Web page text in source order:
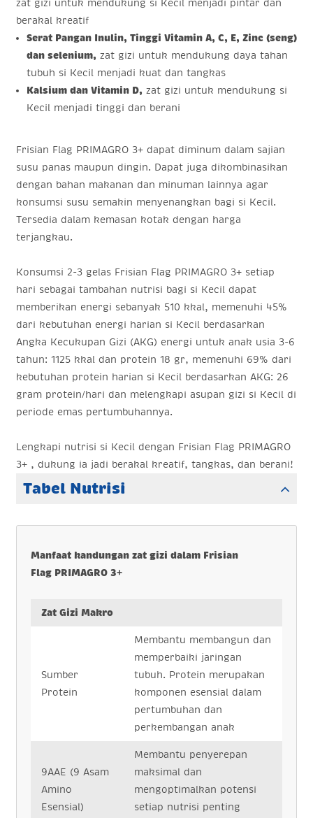
zat gizi untuk mendukung si Kecil menjadi pintar dan
berakal kreatif
Serat Pangan Inulin, Tinggi Vitamin A, C, E, Zinc (seng)
dan selenium, zat gizi untuk mendukung daya tahan
tubuh si Kecil menjadi kuat dan tangkas
Kalsium dan Vitamin D, zat gizi untuk mendukung si
Kecil menjadi tinggi dan berani
Frisian Flag PRIMAGRO 3+ dapat diminum dalam sajian
susu panas maupun dingin. Dapat juga dikombinasikan
dengan bahan makanan dan minuman lainnya agar
konsumsi susu semakin menyenangkan bagi si Kecil.
Tersedia dalam kemasan kotak dengan harga
terjangkau.
Konsumsi 2-3 gelas Frisian Flag PRIMAGRO 3+ setiap
hari sebagai tambahan nutrisi bagi si Kecil dapat
memberikan energi sebanyak 510 kkal, memenuhi 45%
dari kebutuhan energi harian si Kecil berdasarkan
Angka Kecukupan Gizi (AKG) energi untuk anak usia 3-6
tahun: 1125 kkal dan protein 18 gr, memenuhi 69% dari
kebutuhan protein harian si Kecil berdasarkan AKG: 26
gram protein/hari dan melengkapi asupan gizi si Kecil di
periode emas pertumbuhannya.
Lengkapi nutrisi si Kecil dengan Frisian Flag PRIMAGRO
3+ , dukung ia jadi berakal kreatif, tangkas, dan berani!
Tabel Nutrisi
Manfaat kandungan zat gizi dalam Frisian
Flag PRIMAGRO 3+
Zat Gizi Makro
Sumber
Protein
Membantu membangun dan
memperbaiki jaringan
tubuh. Protein merupakan
komponen esensial dalam
pertumbuhan dan
perkembangan anak
9AAE (9 Asam
Amino
Esensial)
Membantu penyerepan
maksimal dan
mengoptimalkan potensi
setiap nutrisi penting